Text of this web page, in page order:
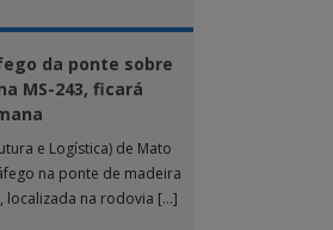
da ponte sobre
MS-243, ficará
e Logística) de Mato
na ponte de madeira
localizada na rodovia […]